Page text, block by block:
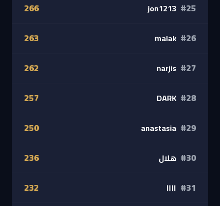
#25
jon1213
266
#26
malak
263
#27
narjis
262
#28
DARK
257
#29
anastasia
250
#30 هلال
236
#31 اااا
232